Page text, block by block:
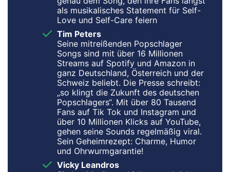
als musikalisches Statement für Self-
Love und Self-Care feiern
Tim Peters
Seine mitreißenden Popschlager
Songs sind mit über 16 Millionen
Streams auf Spotify und Amazon in
ganz Deutschland, Österreich und der
Schweiz beliebt. Die Presse schreibt:
„so klingt die Zukunft des deutschen
Popschlagers“. Mit über 80 Tausend
Fans auf Tik Tok und Instagram und
über 10 Millionen Klicks auf YouTube,
gehen seine Sounds regelmäßig viral.
Sein Geheimrezept: Charme, Humor
und Ohrwurmgarantie!
Vicky Leandros